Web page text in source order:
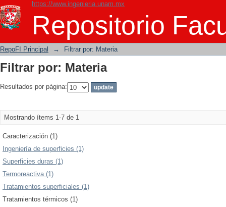
https://www.ingenieria.unam.mx
Repositorio
Filtrar por: Materia
RepoFI Principal → Filtrar por: Materia
Filtrar por: Materia
Resultados por página:
Mostrando ítems 1-7 de 1
Caracterización (1)
Ingeniería de superficies (1)
Superficies duras (1)
Termoreactiva (1)
Tratamientos superficiales (1)
Tratamientos térmicos (1)